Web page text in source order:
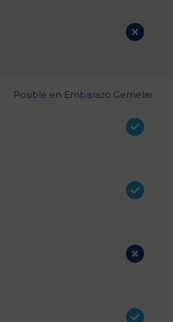
Posible en Embarazo Gemelar